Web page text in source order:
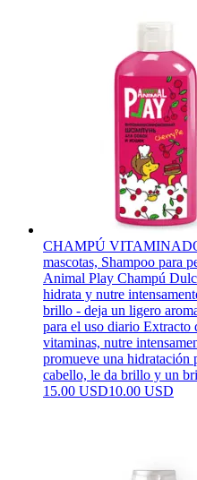
CHAMPÚ
mascotas, Shampoo para
Animal Play Champú
hidrata y nutre
brillo - deja un ligero
para el uso diario Extracto
vitaminas, nutre
promueve una hidratación
cabello, le da brillo y un
15.00 USD10.00 USD